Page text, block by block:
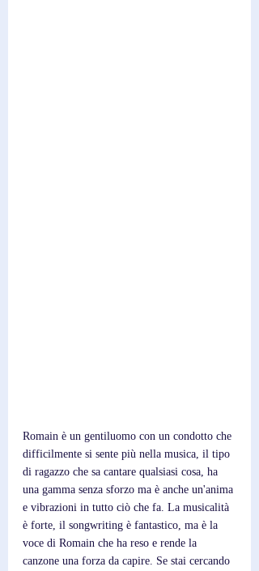
Romain è un gentiluomo con un condotto che
difficilmente si sente più nella musica, il tipo
di ragazzo che sa cantare qualsiasi cosa, ha
una gamma senza sforzo ma è anche un'anima
e vibrazioni in tutto ciò che fa. La musicalità
è forte, il songwriting è fantastico, ma è la
voce di Romain che ha reso e rende la
canzone una forza da capire. Se stai cercando